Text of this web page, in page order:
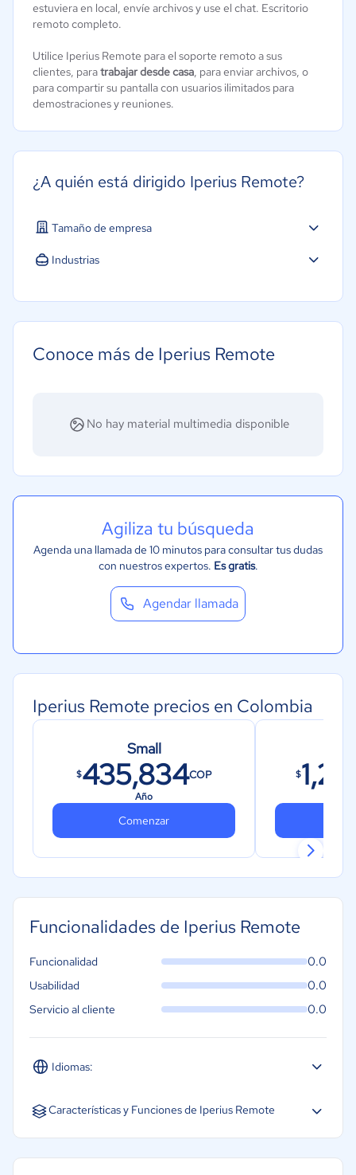
estuviera en local, envíe archivos y use el chat. Escritorio
remoto completo.
Utilice Iperius Remote para el soporte remoto a sus
clientes, paratrabajar desde casa, para enviar archivos, o
para compartir su pantalla con usuarios ilimitados para
demostraciones y reuniones.
¿A quién está dirigido Iperius Remote?
Tamaño de empresa
Industrias
Conoce más de Iperius Remote
No hay material multimedia disponible
Agiliza tu búsqueda
Agenda una llamada de 10 minutos para consultar tus dudas
con nuestros expertos. Es gratis.
Agendar llamada
Iperius Remote precios en Colombia
Small
$435,834COP
Año
Comenzar
$
Funcionalidades de Iperius Remote
Idiomas:
Español Inglés Portugués
Funcionalidad 0.0
Usabilidad 0.0
Servicio al cliente 0.0
Características y Funciones de Iperius Remote